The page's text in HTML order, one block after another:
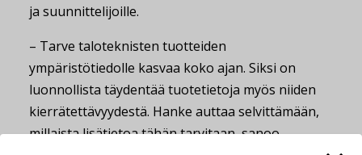
ja suunnittelijoille.
– Tarve taloteknisten tuotteiden
ympäristötiedolle kasvaa koko ajan. Siksi on
luonnollista täydentää tuotetietoja myös niiden
kierrätettävyydestä. Hanke auttaa selvittämään,
millaista lisätietoa tähän tarvitaan, sanoo